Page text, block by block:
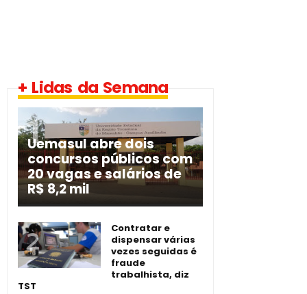
+ Lidas da Semana
Uemasul abre dois
concursos públicos com
20 vagas e salários de
R$ 8,2 mil
Contratar e
dispensar várias
vezes seguidas é
fraude
trabalhista, diz
TST